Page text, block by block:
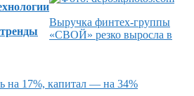
Выручка финтех-группы
«СВОЙ» резко выросла в
на 17%, капитал — на 34%